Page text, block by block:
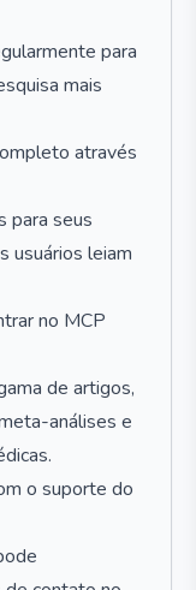
para
mais
através
para seus
usuários leiam
no MCP
de artigos,
análises e
o suporte do